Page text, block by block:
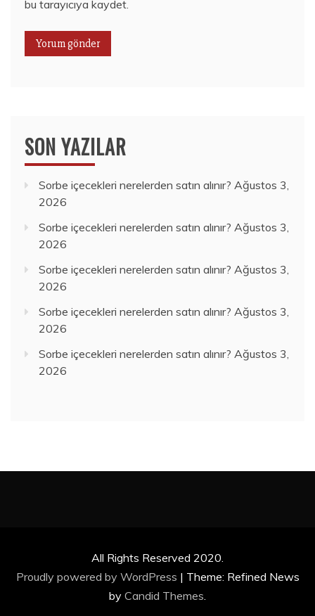
bu tarayıcıya kaydet.
SON YAZILAR
Sorbe içecekleri nerelerden satın alınır? Ağustos 3,
2026
Sorbe içecekleri nerelerden satın alınır? Ağustos 3,
2026
Sorbe içecekleri nerelerden satın alınır? Ağustos 3,
2026
Sorbe içecekleri nerelerden satın alınır? Ağustos 3,
2026
Sorbe içecekleri nerelerden satın alınır? Ağustos 3,
2026
All Rights Reserved 2020.
Proudly powered by WordPress | Theme: Refined News
by Candid Themes.